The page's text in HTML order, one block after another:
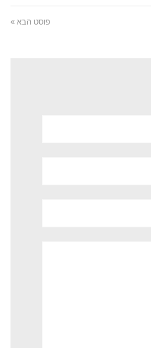
פוסט הבא »